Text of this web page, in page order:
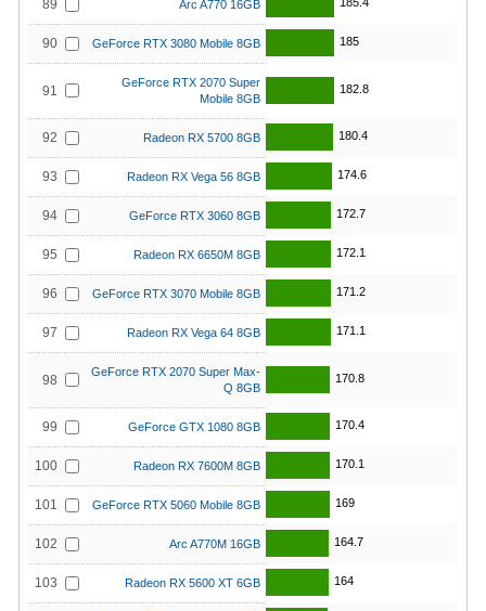
89 Arc A770 16GB
90 GeForce RTX 3080 Mobile 8GB 185
91
GeForce RTX 2070 Super
Mobile 8GB
182.8
92 Radeon RX 5700 8GB 180.4
93 Radeon RX Vega 56 8GB 174.6
94 GeForce RTX 3060 8GB 172.7
95 Radeon RX 6650M 8GB 172.1
96 GeForce RTX 3070 Mobile 8GB 171.2
97 Radeon RX Vega 64 8GB 171.1
98
GeForce RTX 2070 Super Max-
Q 8GB
170.8
99 GeForce GTX 1080 8GB 170.4
100 Radeon RX 7600M 8GB 170.1
101 GeForce RTX 5060 Mobile 8GB 169
102 Arc A770M 16GB 164.7
103 Radeon RX 5600 XT 6GB 164